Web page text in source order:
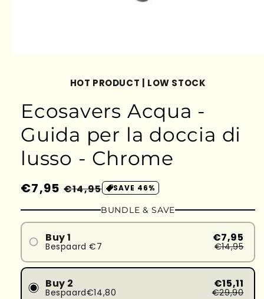
HOT PRODUCT | LOW STOCK
Ecosavers Acqua -
Guida per la doccia di
lusso - Chrome
Prezzo
di
listino
€7,95 Prezzo
scontato
€14,95 SAVE 46%
BUNDLE & SAVE
Buy 1
Bespaard €7
€7,95
€14,95
Buy 2
Bespaard€14,80
€15,11
€29,90